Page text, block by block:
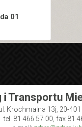
01
i Transportu
Krochmalna 13j, 20-
tel. 81 466 57 00, fax 81